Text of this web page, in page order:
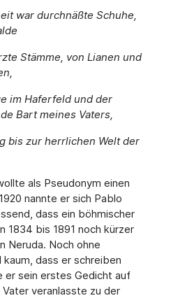
war durchnäßte Schuhe,
Stämme, von Lianen und
im Haferfeld und der
Bart meines Vaters,
zur herrlichen Welt der
als Pseudonym einen
nannte er sich Pablo
dass ein böhmischer
1834 bis 1891 noch kürzer
Neruda. Noch ohne
kaum, dass er schreiben
er sein erstes Gedicht auf
Vater veranlasste zu der